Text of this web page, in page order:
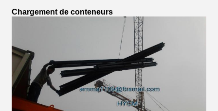
Chargement de conteneurs